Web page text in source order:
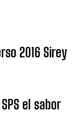
2016 Sirey
el sabor